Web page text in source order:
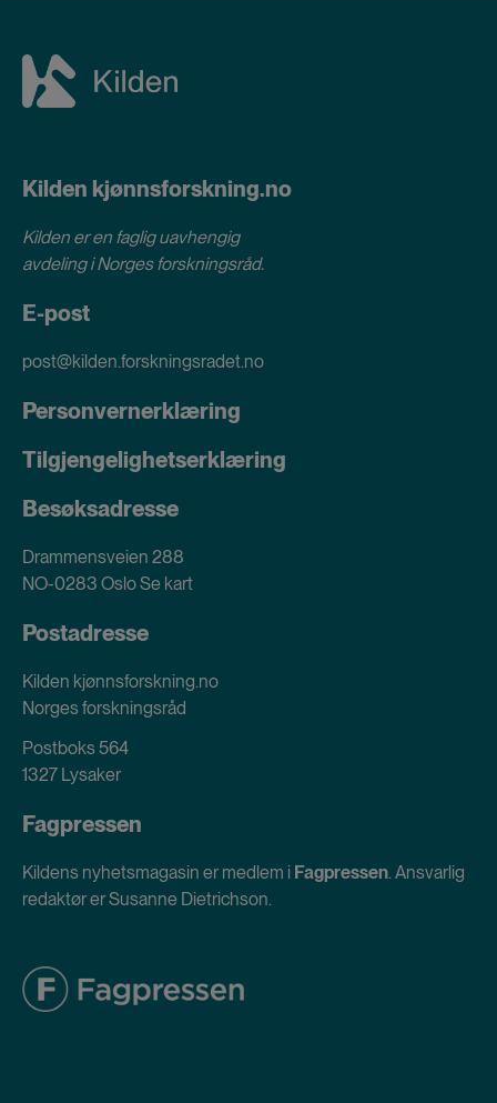
Kilden kjønnsforskning.no
Kilden er en faglig uavhengig
avdeling iNorges forskningsråd.
E-post
post@kilden.forskningsradet.no
Personvernerklæring
Tilgjengelighetserklæring
Besøksadresse
Drammensveien 288
NO-0283 OsloSe kart
Postadresse
Kilden kjønnsforskning.no
Norges forskningsråd
Postboks 564
1327 Lysaker
Fagpressen
Kildens nyhetsmagasin er medlem i Fagpressen. Ansvarlig
redaktør er Susanne Dietrichson.